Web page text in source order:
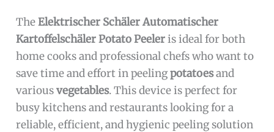
TheElektrischer Schäler Automatischer
Kartoffelschäler Potato Peeleris ideal for both
home cooks and professional chefs who want to
save time and effort in peelingpotatoesand
variousvegetables. This device is perfect for
busy kitchens and restaurants looking for a
reliable, efficient, and hygienic peeling solution